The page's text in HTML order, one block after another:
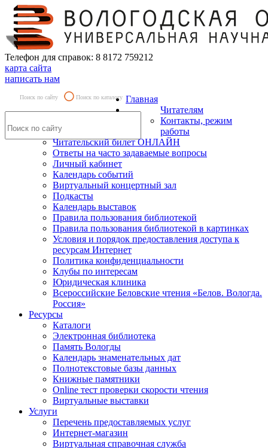
Телефон для справок: 8 8172 759212
карта сайта
написать нам
Поиск по сайту Поиск по каталогу Главная
Читателям
Контакты, режим
работы
Читательский билет ОНЛАЙН
Ответы на часто задаваемые вопросы
Личный кабинет
Календарь событий
Виртуальный концертный зал
Подкасты
Календарь выставок
Правила пользования библиотекой
Правила пользования библиотекой в картинках
Условия и порядок предоставления доступа к
ресурсам Интернет
Политика конфиденциальности
Клубы по интересам
Юридическая клиника
Всероссийские Беловские чтения «Белов. Вологда.
Россия»
Ресурсы
Каталоги
Электронная библиотека
Память Вологды
Календарь знаменательных дат
Полнотекстовые базы данных
Книжные памятники
Online тест проверки скорости чтения
Виртуальные выставки
Услуги
Перечень предоставляемых услуг
Интернет-магазин
Виртуальная справочная служба